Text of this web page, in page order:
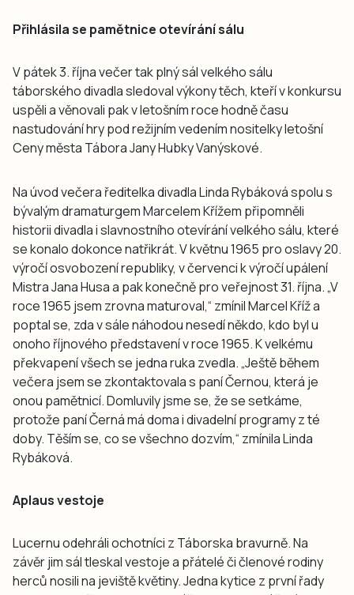
Přihlásila se pamětnice otevírání sálu
V pátek 3. října večer tak plný sál velkého sálu
táborského divadla sledoval výkony těch, kteří v konkursu
uspěli a věnovali pak v letošním roce hodně času
nastudování hry pod režijním vedením nositelky letošní
Ceny města Tábora Jany Hubky Vanýskové.
Na úvod večera ředitelka divadla Linda Rybáková spolu s
bývalým dramaturgem Marcelem Křížem připomněli
historii divadla i slavnostního otevírání velkého sálu, které
se konalo dokonce natřikrát. V květnu 1965 pro oslavy 20.
výročí osvobození republiky, v červenci k výročí upálení
Mistra Jana Husa a pak konečně pro veřejnost 31. října. „V
roce 1965 jsem zrovna maturoval,“ zmínil Marcel Kříž a
poptal se, zda v sále náhodou nesedí někdo, kdo byl u
onoho říjnového představení v roce 1965. K velkému
překvapení všech se jedna ruka zvedla. „Ještě během
večera jsem se zkontaktovala s paní Černou, která je
onou pamětnicí. Domluvily jsme se, že se setkáme,
protože paní Černá má doma i divadelní programy z té
doby. Těším se, co se všechno dozvím,“ zmínila Linda
Rybáková.
Aplaus vestoje
Lucernu odehráli ochotníci z Táborska bravurně. Na
závěr jim sál tleskal vestoje a přátelé či členové rodiny
herců nosili na jeviště květiny. Jedna kytice z první řady